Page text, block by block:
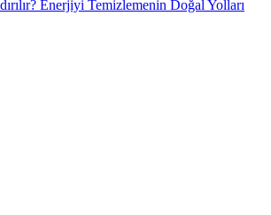
Enerjiyi Temizlemenin Doğal Yolları